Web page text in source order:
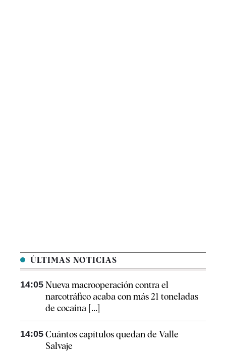
ÚLTIMAS NOTICIAS
14:05 Nueva macrooperación contra el
narcotráfico acaba con más 21 toneladas
de cocaína [...]
14:05 Cuántos capítulos quedan de Valle
Salvaje